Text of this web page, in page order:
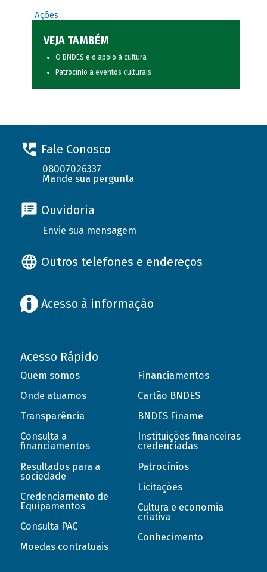
Ações
VEJA TAMBÉM
O BNDES e o apoio à cultura
Patrocínio a eventos culturais
Fale Conosco
08007026337
Mande sua pergunta
Ouvidoria
Envie sua mensagem
Outros telefones e endereços
Acesso à informação
Acesso Rápido
Quem somos
Onde atuamos
Transparência
Consulta a
financiamentos
Resultados para a
sociedade
Credenciamento de
Equipamentos
Consulta PAC
Moedas contratuais
Financiamentos
Cartão BNDES
BNDES Finame
Instituições financeiras
credenciadas
Patrocínios
Licitações
Cultura e economia
criativa
Conhecimento